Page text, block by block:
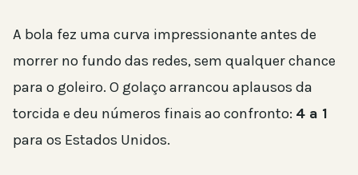
A bola fez uma curva impressionante antes de
morrer no fundo das redes, sem qualquer chance
para o goleiro. O golaço arrancou aplausos da
torcida e deu números finais ao confronto: 4 a 1
para os Estados Unidos.